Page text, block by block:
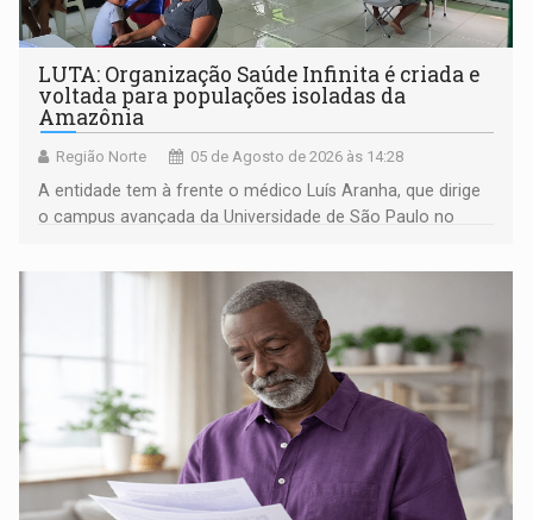
LUTA: Organização Saúde Infinita é criada e
voltada para populações isoladas da
Amazônia
Região Norte 05 de Agosto de 2026 às 14:28
A entidade tem à frente o médico Luís Aranha, que dirige
o campus avançada da Universidade de São Paulo no